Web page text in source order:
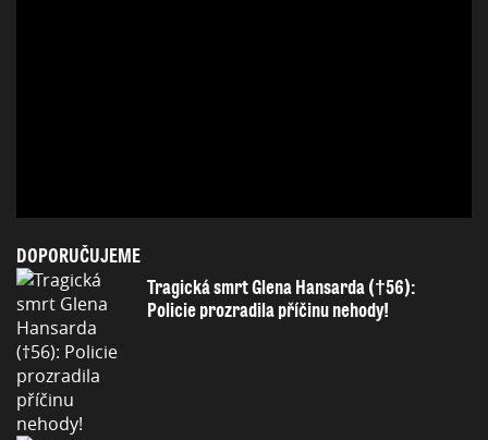
DOPORUČUJEME
Tragická smrt Glena Hansarda (†56):
Policie prozradila příčinu nehody!